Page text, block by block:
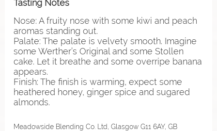
Tasting Notes
Nose: A fruity nose with some kiwi and peach
aromas standing out.
Palate: The palate is velvety smooth. Imagine
some Werther’s Original and some Stollen
cake. Let it breathe and some overripe banana
appears.
Finish: The finish is warming, expect some
heathered honey, ginger spice and sugared
almonds.
Meadowside Blending Co. Ltd, Glasgow G11 6AY, GB